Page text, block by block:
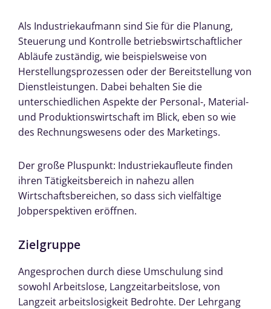
Als Industriekaufmann sind Sie für die Planung,
Steuerung und Kontrolle betriebswirtschaftlicher
Abläufe zuständig, wie beispielsweise von
Herstellungsprozessen oder der Bereitstellung von
Dienstleistungen. Dabei behalten Sie die
unterschiedlichen Aspekte der Personal-, Material-
und Produktionswirtschaft im Blick, eben so wie
des Rechnungswesens oder des Marketings.
Der große Pluspunkt: Industriekaufleute finden
ihren Tätigkeitsbereich in nahezu allen
Wirtschaftsbereichen, so dass sich vielfältige
Jobperspektiven eröffnen.
Zielgruppe
Angesprochen durch diese Umschulung sind
sowohl Arbeitslose, Langzeitarbeitslose, von
Langzeit arbeitslosigkeit Bedrohte. Der Lehrgang